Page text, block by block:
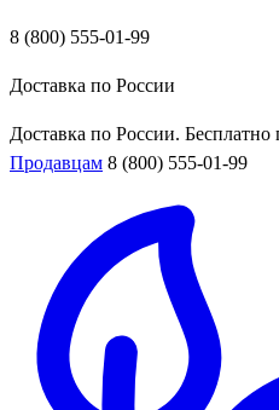
8 (800) 555-01-99
Доставка по России
Доставка по России. Бесплатно
Продавцам 8 (800) 555-01-99